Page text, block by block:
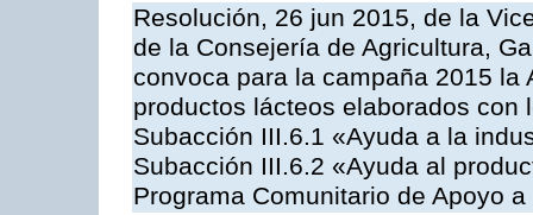
Resolución, 26 jun 2015, de la
de la Consejería de Agricultura,
convoca para la campaña 2015
productos lácteos elaborados
Subacción III.6.1 «Ayuda a la
Subacción III.6.2 «Ayuda al
Programa Comunitario de Apoyo